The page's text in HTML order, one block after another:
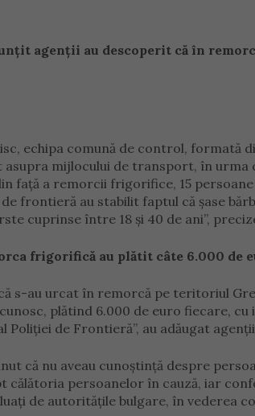
agenții au descoperit că în
echipa comună de control,
mijlocului de transport, în urma
faţă a remorcii frigorifice, 15
frontieră au stabilit faptul că şase
cuprinse între 18 şi 40 de ani”,
frigorifică au plătit câte 6.000 de
s-au urcat în remorcă pe teritoriul
plătind 6.000 de euro fiecare,
Poliţiei de Frontieră”, au adăugat
că nu aveau cunoştinţă despre
persoanelor în cauză, iar
de autorităţile bulgare, în vederea